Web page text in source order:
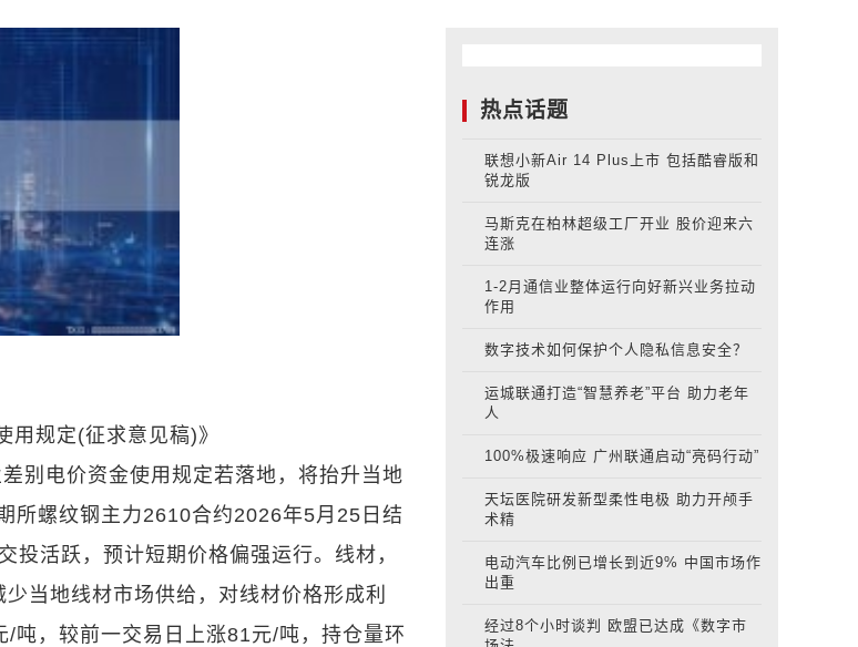
规定(征求意见稿)》
别电价资金使用规定若落地，将抬升当地
所螺纹钢主力2610合约2026年5月25日结
活跃，预计短期价格偏强运行。线材，
当地线材市场供给，对线材价格形成利
，较前一交易日上涨81元/吨，持仓量环
热点话题
联想小新Air 14 Plus上市 包括酷睿版和
锐龙版
马斯克在柏林超级工厂开业 股价迎来六
连涨
1-2月通信业整体运行向好新兴业务拉动
作用
数字技术如何保护个人隐私信息安全？
运城联通打造“智慧养老”平台 助力老年
人
100%极速响应 广州联通启动“亮码行动”
天坛医院研发新型柔性电极 助力开颅手
术精
电动汽车比例已增长到近9% 中国市场作
出重
经过8个小时谈判 欧盟已达成《数字市